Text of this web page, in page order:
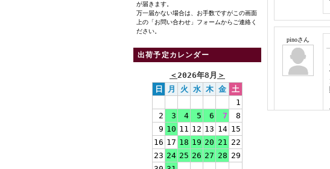
が届きます。
万一届かない場合は、お手数ですがこの画面
上の「お問い合わせ」フォームからご連絡く
ださい。
出荷予定カレンダー
＜2026年8月 ＞
日
月 火 水 木 金 土
1
2
3 4 5 6 7
8
9 10 11 12 13 14 15
16 17 18 19 20 21 22
23 24 25 26 27 28 29